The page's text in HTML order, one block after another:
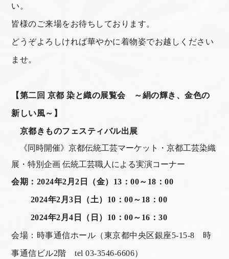
い。
皆様のご来場をお待ちしております。
どうぞよろしければ華やかに着物姿でお越しください
ませ。
【第二回 京都 染と織の展覧会 ～絹の輝き、金色の
新しい風～】
京都きものフェスティバル出展
《同時開催》京都伝統工芸マーケット・京都工芸染織
展・特別企画 伝統工芸職人による実演コーナー
会期： 2024年2月2 日（金） 13 ：00～ 18 ：00
2024年2月3 日（土） 10 ：00～ 18 ：00
2024年2月4 日（日） 10 ：00～ 16 ：30
会場：時事通信ホール（東京都中央区銀座5-15-8 時
事通信ビル2階 tel 03-3546-6606）